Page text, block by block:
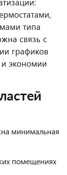
типа
связь с
графиков
экономии
минимальная
помещениях